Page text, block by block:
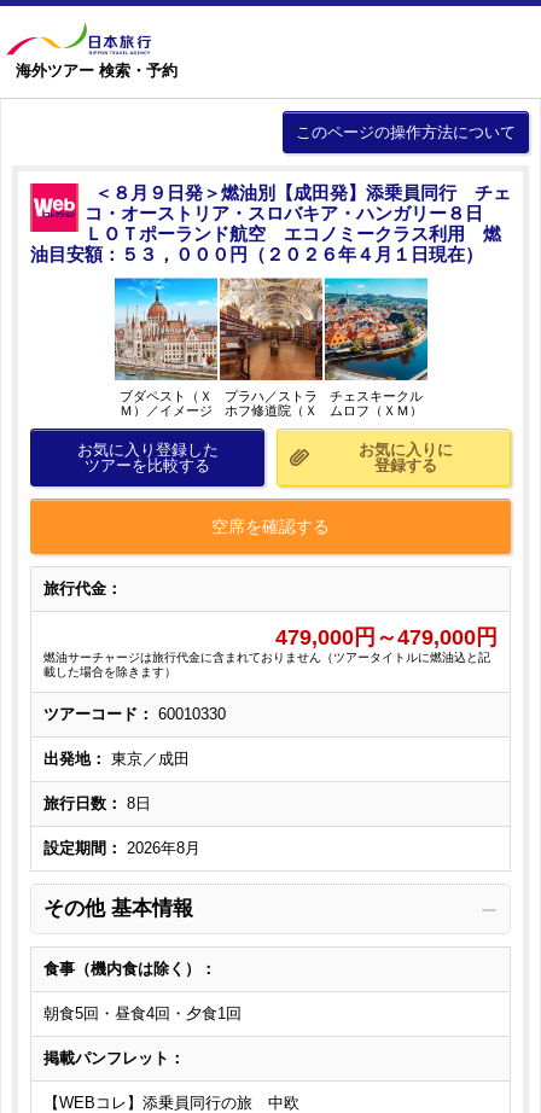
海外ツアー 検索・予約
このページの操作方法について
＜８月９日発＞燃油別【成田発】添乗員同行 チェ
コ・オーストリア・スロバキア・ハンガリー８日
ＬＯＴポーランド航空 エコノミークラス利用 燃
油目安額：５３，０００円（２０２６年４月１日現在）
ブダペスト（Ｘ
Ｍ）／イメージ
プラハ／ストラ
ホフ修道院（Ｘ
チェスキークル
ムロフ（ＸＭ）
お気に入り登録した
ツアーを比較する
お気に入りに
登録する
空席を確認する
旅行代金：
479,000 円～479,000 円
燃油サーチャージは旅行代金に含まれておりません（ツアータイトルに燃油込と記
載した場合を除きます）
ツアーコード： 60010330
出発地： 東京／成田
旅行日数： 8日
設定期間： 2026年8月
その他 基本情報
食事（機内食は除く）：
朝食5回・昼食4回・夕食1回
掲載パンフレット：
【WEBコレ】添乗員同行の旅 中欧